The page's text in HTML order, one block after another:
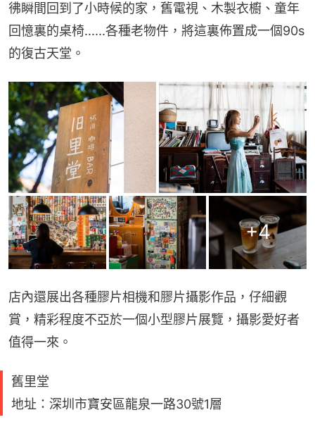
彿瞬間回到了小時候的家，舊電視、木製衣櫥、童年
回憶裏的桌椅......各種老物件，將這裏佈置成一個90s
的復古天堂。
+4
店內還展出各種膠片相機和膠片攝影作品，仔細觀
賞，精彩程度不亞於一個小型膠片展覽，攝影愛好者
值得一來。
舊里堂
地址：深圳市寶安區龍泉一路30號1層